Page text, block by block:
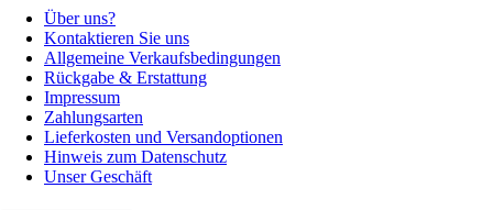
Über uns?
Kontaktieren Sie uns
Allgemeine Verkaufsbedingungen
Rückgabe & Erstattung
Impressum
Zahlungsarten
Lieferkosten und Versandoptionen
Hinweis zum Datenschutz
Unser Geschäft